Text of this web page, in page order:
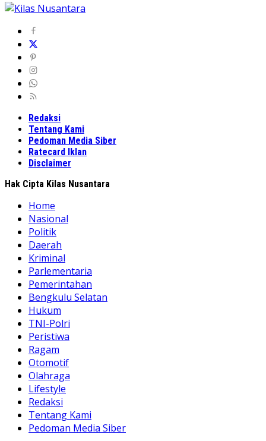
Redaksi
Tentang Kami
Pedoman Media Siber
Ratecard Iklan
Disclaimer
Hak Cipta Kilas Nusantara
Home
Nasional
Politik
Daerah
Kriminal
Parlementaria
Pemerintahan
Bengkulu Selatan
Hukum
TNI-Polri
Peristiwa
Ragam
Otomotif
Olahraga
Lifestyle
Redaksi
Tentang Kami
Pedoman Media Siber